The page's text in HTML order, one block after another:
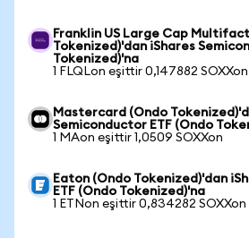
Franklin US Large Cap
Tokenized)'dan iShares
Tokenized)'na
1 FLQLon eşittir 0,147882 SOXXon
Mastercard (Ondo
Semiconductor ETF (Ondo
1 MAon eşittir 1,0509 SOXXon
Eaton (Ondo Tokenized)'dan
ETF (Ondo Tokenized)'na
1 ETNon eşittir 0,834282 SOXXon